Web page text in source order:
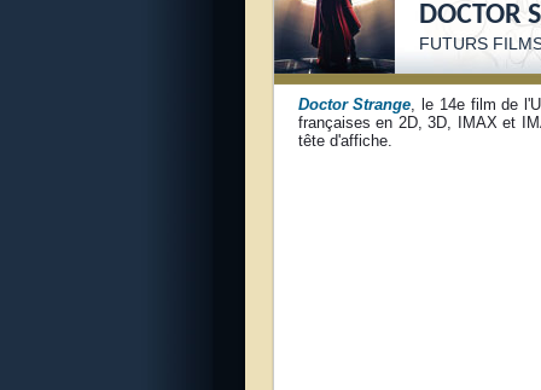
DOCTOR
FUTURS
Doctor Strange, le 14e film de
françaises en 2D, 3D, IMAX et
tête d'affiche.